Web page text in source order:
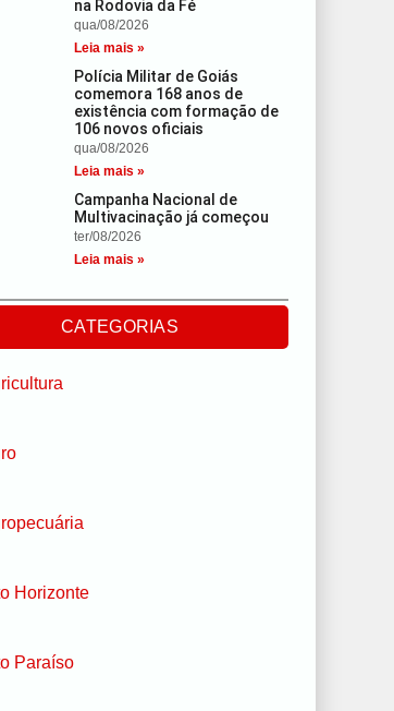
na Rodovia da Fé
qua/08/2026
Leia mais »
Polícia Militar de Goiás
comemora 168 anos de
existência com formação de
106 novos oficiais
qua/08/2026
Leia mais »
Campanha Nacional de
Multivacinação já começou
ter/08/2026
Leia mais »
CATEGORIAS
Horizonte
Paraíso